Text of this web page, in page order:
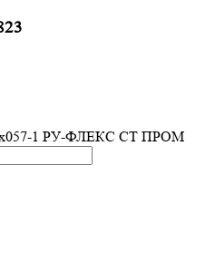
1 РУ-ФЛЕКС СТ ПРОМ